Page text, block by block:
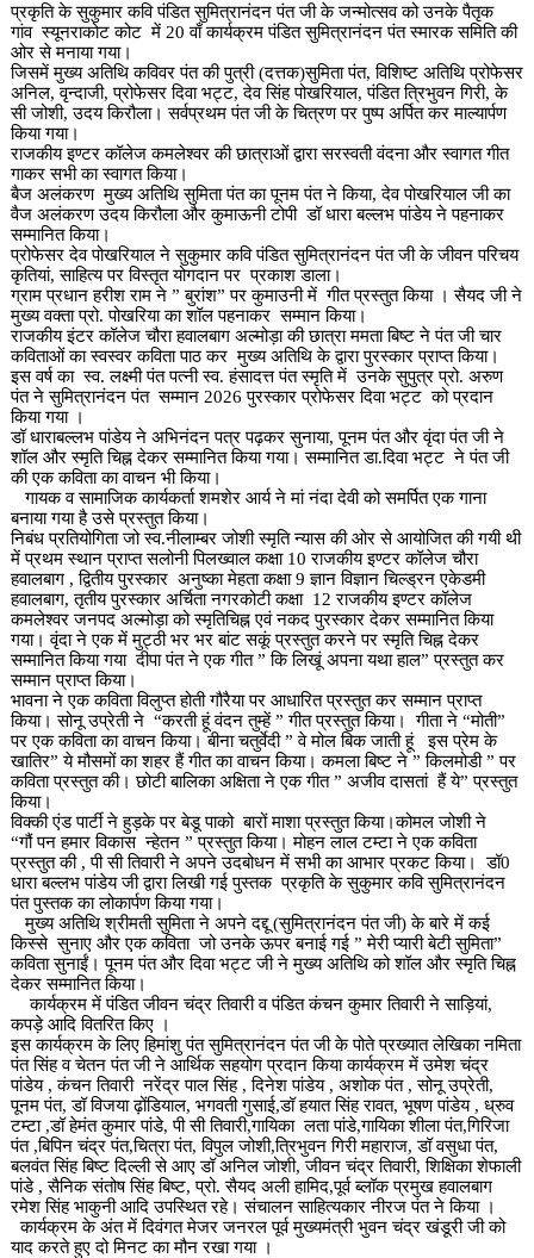
प्रकृति के सुकुमार कवि पंडित सुमित्रानंदन पंत जी के जन्मोत्सव को उनके पैतृक
गांव स्यूनराकोट कोट में 20 वाँ कार्यक्रम पंडित सुमित्रानंदन पंत स्मारक समिति की
ओर से मनाया गया।
जिसमें मुख्य अतिथि कविवर पंत की पुत्री (दत्तक)सुमिता पंत, विशिष्ट अतिथि प्रोफेसर
अनिल, वृन्दाजी, प्रोफेसर दिवा भट्ट, देव सिंह पोखरियाल, पंडित त्रिभुवन गिरी, के
सी जोशी, उदय किरौला। सर्वप्रथम पंत जी के चित्रण पर पुष्प अर्पित कर माल्यार्पण
किया गया।
राजकीय इण्टर कॉलेज कमलेश्वर की छात्राओं द्वारा सरस्वती वंदना और स्वागत गीत
गाकर सभी का स्वागत किया।
बैज अलंकरण मुख्य अतिथि सुमिता पंत का पूनम पंत ने किया, देव पोखरियाल जी का
वैज अलंकरण उदय किरौला और कुमाऊनी टोपी डॉ धारा बल्लभ पांडेय ने पहनाकर
सम्मानित किया।
प्रोफेसर देव पोखरियाल ने सुकुमार कवि पंडित सुमित्रानंदन पंत जी के जीवन परिचय
कृतियां, साहित्य पर विस्तृत योगदान पर प्रकाश डाला।
ग्राम प्रधान हरीश राम ने ” बुरांश” पर कुमाउनी में गीत प्रस्तुत किया । सैयद जी ने
मुख्य वक्ता प्रो. पोखरिया का शॉल पहनाकर सम्मान किया।
राजकीय इंटर कॉलेज चौरा हवालबाग अल्मोड़ा की छात्रा ममता बिष्ट ने पंत जी चार
कविताओं का स्वस्वर कविता पाठ कर मुख्य अतिथि के द्वारा पुरस्कार प्राप्त किया।
इस वर्ष का स्व. लक्ष्मी पंत पत्नी स्व. हंसादत्त पंत स्मृति में उनके सुपुत्र प्रो. अरुण
पंत ने सुमित्रानंदन पंत सम्मान 2026 पुरस्कार प्रोफेसर दिवा भट्ट को प्रदान
किया गया ।
डॉ धाराबल्लभ पांडेय ने अभिनंदन पत्र पढ़कर सुनाया, पूनम पंत और वृंदा पंत जी ने
शॉल और स्मृति चिह्न देकर सम्मानित किया गया। सम्मानित डा.दिवा भट्ट ने पंत जी
की एक कविता का वाचन भी किया।
गायक व सामाजिक कार्यकर्ता शमशेर आर्य ने मां नंदा देवी को समर्पित एक गाना
बनाया गया है उसे प्रस्तुत किया।
निबंध प्रतियोगिता जो स्व.नीलाम्बर जोशी स्मृति न्यास की ओर से आयोजित की गयी थी
में प्रथम स्थान प्राप्त सलोनी पिलख्वाल कक्षा 10 राजकीय इण्टर कॉलेज चौरा
हवालबाग , द्वितीय पुरस्कार अनुष्का मेहता कक्षा 9 ज्ञान विज्ञान चिल्ड्रन एकेडमी
हवालबाग, तृतीय पुरस्कार अर्चिता नगरकोटी कक्षा 12 राजकीय इण्टर कॉलेज
कमलेश्वर जनपद अल्मोड़ा को स्मृतिचिह्न एवं नकद पुरस्कार देकर सम्मानित किया
गया। वृंदा ने एक में मुट्ठी भर भर बांट सकूं प्रस्तुत करने पर स्मृति चिह्न देकर
सम्मानित किया गया दीपा पंत ने एक गीत ” कि लिखूं अपना यथा हाल” प्रस्तुत कर
सम्मान प्राप्त किया।
भावना ने एक कविता विलुप्त होती गौरैया पर आधारित प्रस्तुत कर सम्मान प्राप्त
किया। सोनू उप्रेती ने “करती हूं वंदन तुम्हें ” गीत प्रस्तुत किया। गीता ने “मोती”
पर एक कविता का वाचन किया। बीना चतुर्वेदी ” वे मोल बिक जाती हूं इस प्रेम के
खातिर” ये मौसमों का शहर हैं गीत का वाचन किया। कमला बिष्ट ने ” किलमोडी ” पर
कविता प्रस्तुत की। छोटी बालिका अक्षिता ने एक गीत ” अजीव दासतां हैं ये” प्रस्तुत
किया।
विक्की एंड पार्टी ने हुड़के पर बेडू पाको बारों माशा प्रस्तुत किया।कोमल जोशी ने
“गौं पन हमार विकास न्हेतन ” प्रस्तुत किया। मोहन लाल टम्टा ने एक कविता
प्रस्तुत की , पी सी तिवारी ने अपने उदबोधन में सभी का आभार प्रकट किया। डॉ0
धारा बल्लभ पांडेय जी द्वारा लिखी गई पुस्तक प्रकृति के सुकुमार कवि सुमित्रानंदन
पंत पुस्तक का लोकार्पण किया गया।
मुख्य अतिथि श्रीमती सुमिता ने अपने दद्दू (सुमित्रानंदन पंत जी) के बारे में कई
किस्से सुनाए और एक कविता जो उनके ऊपर बनाई गई ” मेरी प्यारी बेटी सुमिता”
कविता सुनाईं। पूनम पंत और दिवा भट्ट जी ने मुख्य अतिथि को शॉल और स्मृति चिह्न
देकर सम्मानित किया।
कार्यक्रम में पंडित जीवन चंद्र तिवारी व पंडित कंचन कुमार तिवारी ने साड़ियां,
कपड़े आदि वितरित किए ।
इस कार्यक्रम के लिए हिमांशु पंत सुमित्रानंदन पंत जी के पोते प्रख्यात लेखिका नमिता
पंत सिंह व चेतन पंत जी ने आर्थिक सहयोग प्रदान किया कार्यक्रम में उमेश चंद्र
पांडेय , कंचन तिवारी नरेंद्र पाल सिंह , दिनेश पांडेय , अशोक पंत , सोनू उप्रेती,
पूनम पंत, डॉ विजया ढ़ोंडियाल, भगवती गुसाई,डॉ हयात सिंह रावत, भूषण पांडेय , ध्रुव
टम्टा ,डॉ हेमंत कुमार पांडे, पी सी तिवारी,गायिका लता पांडे,गायिका शीला पंत,गिरिजा
पंत ,बिपिन चंद्र पंत,चित्रा पंत, विपुल जोशी,त्रिभुवन गिरी महाराज, डॉ वसुधा पंत,
बलवंत सिंह बिष्ट दिल्ली से आए डॉ अनिल जोशी, जीवन चंद्र तिवारी, शिक्षिका शेफाली
पांडे , सैनिक संतोष सिंह बिष्ट, प्रो. सैयद अली हामिद,पूर्व ब्लॉक प्रमुख हवालबाग
रमेश सिंह भाकुनी आदि उपस्थित रहे। संचालन साहित्यकार नीरज पंत ने किया ।
कार्यक्रम के अंत में दिवंगत मेजर जनरल पूर्व मुख्यमंत्री भुवन चंद्र खंडूरी जी को
याद करते हुए दो मिनट का मौन रखा गया ।